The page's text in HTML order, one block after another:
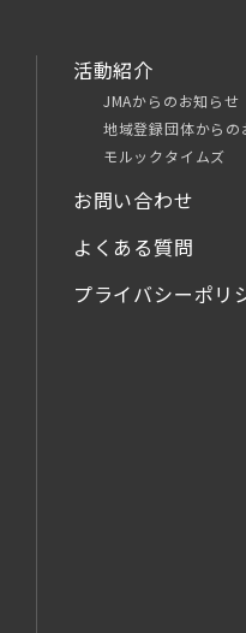
活動紹介
JMAからのお知らせ
地域登録団体からの
モルックタイムズ
お問い合わせ
よくある質問
プライバシーポリ